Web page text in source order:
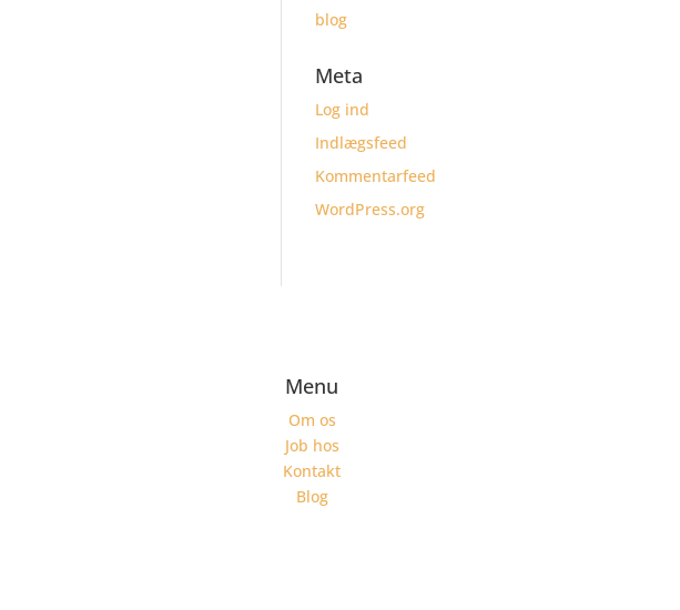
blog
Meta
Log ind
Indlægsfeed
Kommentarfeed
WordPress.org
Menu
Om os
Job hos
Kontakt
Blog